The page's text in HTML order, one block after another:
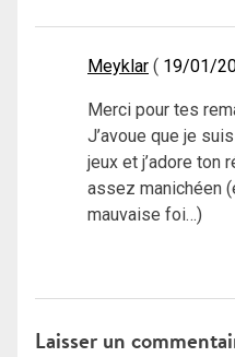
Meyklar 19/01/
Merci pour tes
J’avoue que je
jeux et j’adore ton
assez manichéen
mauvaise foi…)
Laisser un